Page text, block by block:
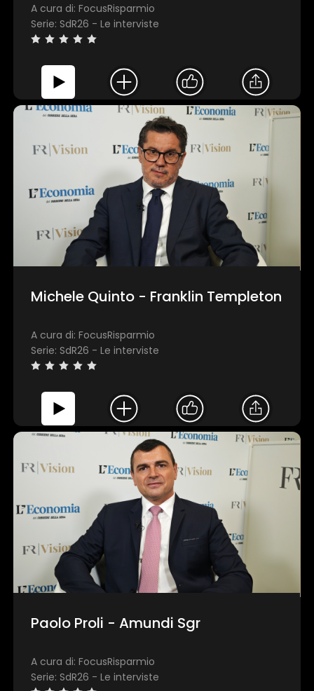
A cura di: FocusRisparmio
Serie: SdR26 - Le interviste
Michele Quinto - Franklin Templeton
A cura di: FocusRisparmio
Serie: SdR26 - Le interviste
Paolo Proli - Amundi Sgr
A cura di: FocusRisparmio
Serie: SdR26 - Le interviste